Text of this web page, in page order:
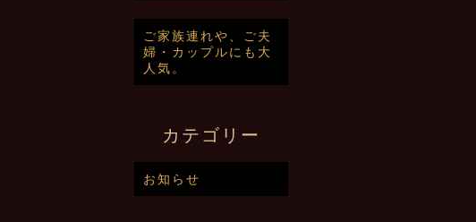
ご家族連れや、ご夫
婦・カップルにも大
人気。
カテゴリー
お知らせ